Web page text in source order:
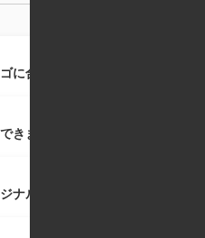
に合わせたサイトを作成できます
きますか？
ナルデザインの制作は可能ですか